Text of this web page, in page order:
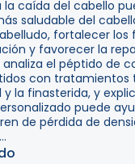
la caída del cabello
saludable del
fortalecer los
y favorecer la
el péptido de
con tratamientos
la finasterida, y
puede
de pérdida de